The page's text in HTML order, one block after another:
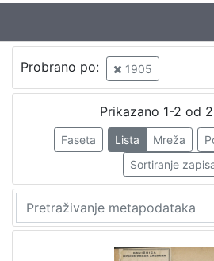
Probrano po: 1905
Prikazano 1-2 od
Faseta Lista Mreža
Sortiranje